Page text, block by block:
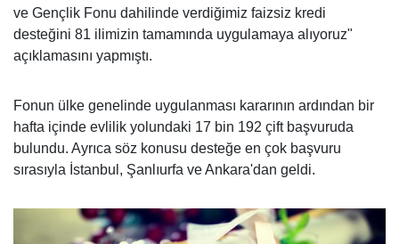
ve Gençlik Fonu dahilinde verdiğimiz faizsiz kredi
desteğini 81 ilimizin tamamında uygulamaya alıyoruz"
açıklamasını yapmıştı.
Fonun ülke genelinde uygulanması kararının ardından bir
hafta içinde evlilik yolundaki 17 bin 192 çift başvuruda
bulundu. Ayrıca söz konusu desteğe en çok başvuru
sırasıyla İstanbul, Şanlıurfa ve Ankara'dan geldi.